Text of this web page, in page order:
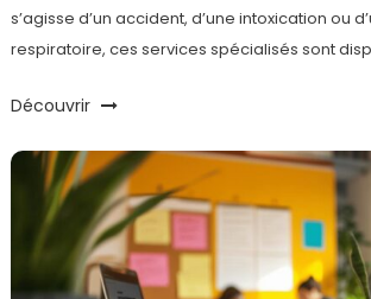
s’agisse d’un accident, d’une intoxication ou
respiratoire, ces services spécialisés sont
Découvrir